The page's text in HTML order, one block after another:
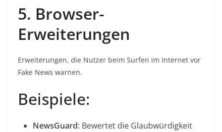
5. Browser-
Erweiterungen
Erweiterungen, die Nutzer beim Surfen im Internet vor
Fake News warnen.
Beispiele:
NewsGuard: Bewertet die Glaubwürdigkeit